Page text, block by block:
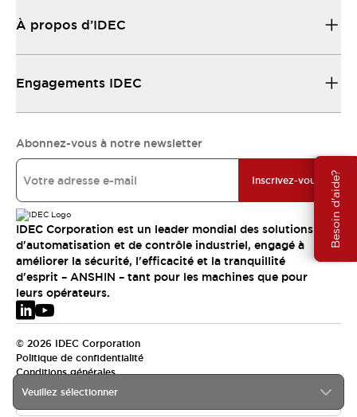
Besoin d'aide?
Veuillez sélectionner
À propos d’IDEC
Engagements IDEC
Abonnez-vous à notre newsletter
Inscrivez-vous
IDEC Corporation est un leader mondial des solutions
d'automatisation et de contrôle industriel, engagé à
améliorer la sécurité, l'efficacité et la tranquillité
d'esprit – ANSHIN – tant pour les machines que pour
leurs opérateurs.
© 2026 IDEC Corporation
Politique de confidentialité
Conditions générales
EMEA